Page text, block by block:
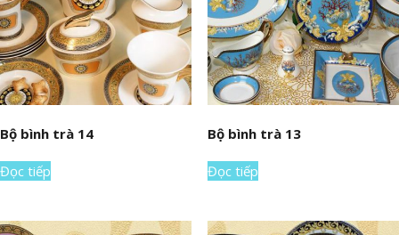
Bộ bình trà 14
Đọc tiếp
Bộ bình trà 13
Đọc tiếp